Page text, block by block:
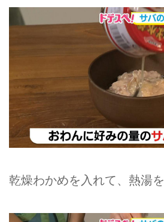
乾燥わかめを入れて、熱湯を